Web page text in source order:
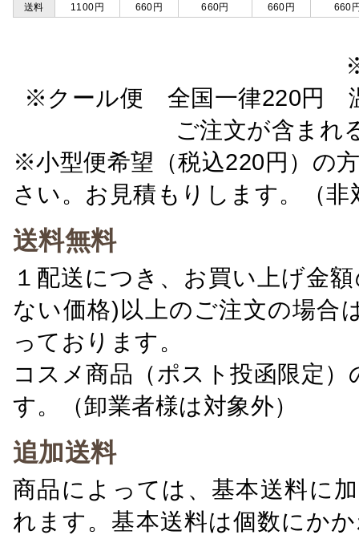
送料 1100円 660円 660円 660円 660
※クール便 全国一律220円
ご注文が含ま
※小型便希望（税込220円）の
さい。お見積もりします。（非
送料無料
１配送につき、お買い上げ金
ない価格)以上のご注文の場合
っております。
コスメ商品（ポスト投函限定
す。（卸業者様は対象外）
追加送料
商品によっては、基本送料に
れます。基本送料は個数にか